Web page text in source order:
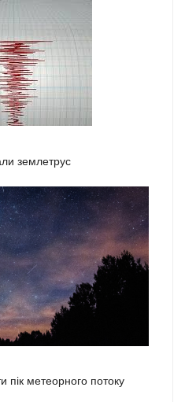
землетрус
пік метеорного потоку